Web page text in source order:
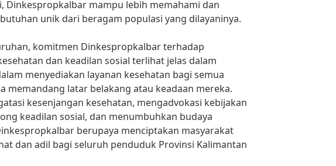
Dinkespropkalbar mampu lebih memahami dan
unik dari beragam populasi yang dilayaninya.
komitmen Dinkespropkalbar terhadap
dan keadilan sosial terlihat jelas dalam
menyediakan layanan kesehatan bagi semua
memandang latar belakang atau keadaan mereka.
kesenjangan kesehatan, mengadvokasi kebijakan
keadilan sosial, dan menumbuhkan budaya
berupaya menciptakan masyarakat
dan adil bagi seluruh penduduk Provinsi Kalimantan